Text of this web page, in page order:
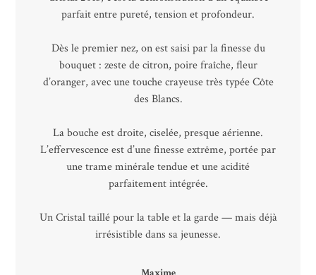
parfait entre pureté, tension et profondeur.
Dès le premier nez, on est saisi par la finesse du
bouquet : zeste de citron, poire fraîche, fleur
d’oranger, avec une touche crayeuse très typée Côte
des Blancs.
La bouche est droite, ciselée, presque aérienne.
L’effervescence est d’une finesse extrême, portée par
une trame minérale tendue et une acidité
parfaitement intégrée.
Un Cristal taillé pour la table et la garde — mais déjà
irrésistible dans sa jeunesse.